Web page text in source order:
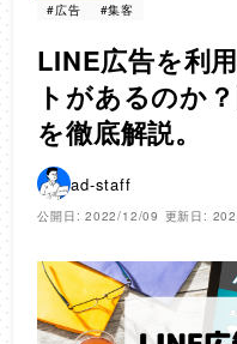
#広告
#集客
LINE広告を利
トがあるのか
を徹底解説。
ad-staff
公開日: 2022/12/09 更新日: